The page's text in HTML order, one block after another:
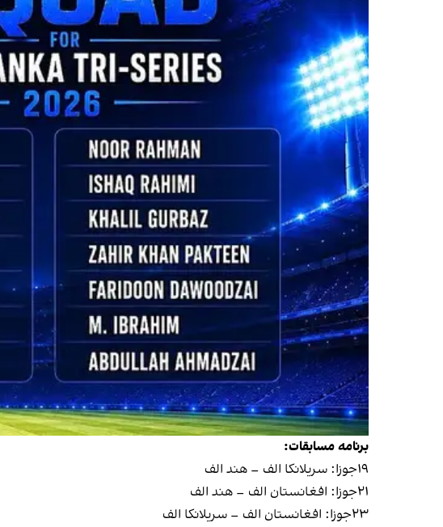
برنامه مسابقات:
۱۹جوزا: سریلانکا الف – هند الف
۲۱جوزا: افغانستان الف – هند الف
۲۳جوزا: افغانستان الف – سریلانکا الف